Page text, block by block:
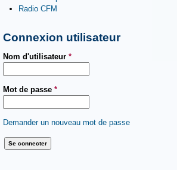
Radio CFM
Connexion utilisateur
Nom d'utilisateur *
Mot de passe *
Demander un nouveau mot de passe